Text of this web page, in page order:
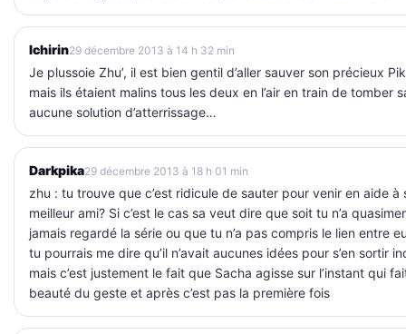
Ichirin29 décembre 2013 à 14 h 32 min
Je plussoie Zhu’, il est bien gentil d’aller sauver son précieux
mais ils étaient malins tous les deux en l’air en train de tomber
aucune solution d’atterrissage…
Darkpika29 décembre 2013 à 18 h 01 min
zhu : tu trouve que c’est ridicule de sauter pour venir en aide à
meilleur ami? Si c’est le cas sa veut dire que soit tu n’a
jamais regardé la série ou que tu n’a pas compris le lien entre
tu pourrais me dire qu’il n’avait aucunes idées pour s’en sortir
mais c’est justement le fait que Sacha agisse sur l’instant qui
beauté du geste et après c’est pas la première fois